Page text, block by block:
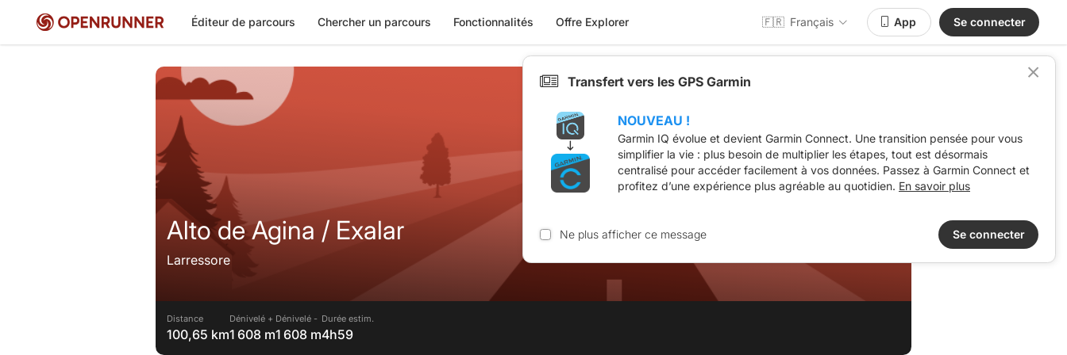
Éditeur de parcours Chercher un parcours Fonctionnalités Offre Explorer 🇫🇷 Français App Se connecter
Alto de Agina / Exalar
Larressore
Distance
100,65 km
Dénivelé +
1 608 m
Dénivelé -
1 608 m
Durée estim.
4h59
Transfert vers les GPS Garmin
NOUVEAU !
Garmin IQ évolue et devient Garmin Connect. Une transition pensée pour vous
simplifier la vie : plus besoin de multiplier les étapes, tout est désormais
centralisé pour accéder facilement à vos données. Passez à Garmin Connect et
profitez d’une expérience plus agréable au quotidien. En savoir plus
Ne plus afficher ce message Se connecter